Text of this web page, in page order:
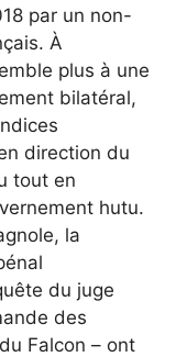
par un non-
À
plus à une
bilatéral,
direction du
tout en
hutu.
la
du juge
des
Falcon – ont